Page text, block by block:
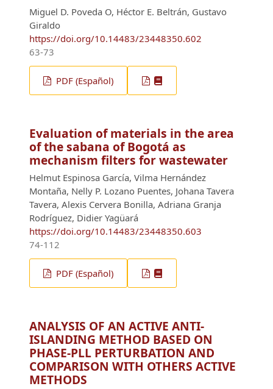
Miguel D. Poveda O, Héctor E. Beltrán, Gustavo
Giraldo
https://doi.org/10.14483/23448350.602
63-73
PDF (Español)
Evaluation of materials in the area
of the sabana of Bogotá as
mechanism filters for wastewater
Helmut Espinosa García, Vilma Hernández
Montaña, Nelly P. Lozano Puentes, Johana Tavera
Tavera, Alexis Cervera Bonilla, Adriana Granja
Rodríguez, Didier Yagüará
https://doi.org/10.14483/23448350.603
74-112
PDF (Español)
ANALYSIS OF AN ACTIVE ANTI-
ISLANDING METHOD BASED ON
PHASE-PLL PERTURBATION AND
COMPARISON WITH OTHERS ACTIVE
METHODS